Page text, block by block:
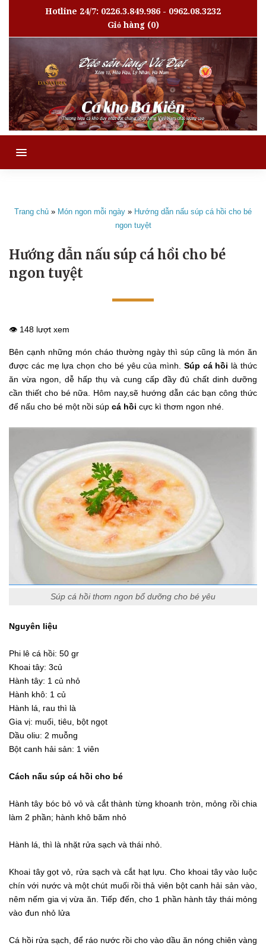
Hotline 24/7: 0226.3.849.986 - 0962.08.3232
Giỏ hàng(0)
MENU
Trang chủ » Món ngon mỗi ngày » Hướng dẫn nấu súp cá hồi cho bé
ngon tuyệt
Hướng dẫn nấu súp cá hồi cho bé
ngon tuyệt
👁️ 148 lượt xem
Bên cạnh những món cháo thường ngày thì súp cũng là món ăn
được các mẹ lựa chọn cho bé yêu của mình. Súp cá hồi là thức
ăn vừa ngon, dễ hấp thụ và cung cấp đầy đủ chất dinh dưỡng
cần thiết cho bé nữa. Hôm nay,sẽ hướng dẫn các bạn công thức
để nấu cho bé một nồi súp cá hồi cực kì thơm ngon nhé.
Súp cá hồi thơm ngon bổ dưỡng cho bé yêu
Nguyên liệu
Phi lê cá hồi: 50 gr
Khoai tây: 3củ
Hành tây: 1 củ nhỏ
Hành khô: 1 củ
Hành lá, rau thì là
Gia vị: muối, tiêu, bột ngọt
Dầu oliu: 2 muỗng
Bột canh hải sản: 1 viên
Cách nấu súp cá hồi cho bé
Hành tây bóc bỏ vỏ và cắt thành từng khoanh tròn, mỏng rồi chia
làm 2 phần; hành khô băm nhỏ
Hành lá, thì là nhặt rửa sạch và thái nhỏ.
Khoai tây gọt vỏ, rửa sạch và cắt hạt lựu. Cho khoai tây vào luộc
chín với nước và một chút muối rồi thả viên bột canh hải sản vào,
nêm nếm gia vị vừa ăn. Tiếp đến, cho 1 phần hành tây thái mỏng
vào đun nhỏ lửa
Cá hồi rửa sạch, để ráo nước rồi cho vào dầu ăn nóng chiên vàng